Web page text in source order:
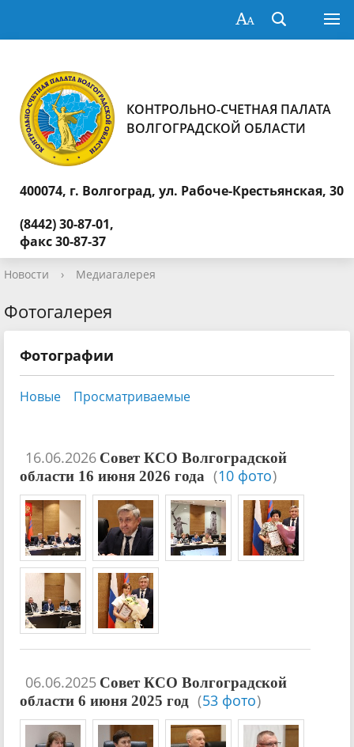
КОНТРОЛЬНО-СЧЕТНАЯ ПАЛАТА
ВОЛГОГРАДСКОЙ ОБЛАСТИ
400074, г. Волгоград, ул. Рабоче-Крестьянская, 30
(8442) 30-87-01,
факс 30-87-37
Новости › Медиагалерея
Фотогалерея
Фотографии
Новые Просматриваемые
16.06.2026 Совет КСО Волгоградской
области 16 июня 2026 года (10 фото)
06.06.2025 Совет КСО Волгоградской
области 6 июня 2025 год (53 фото)